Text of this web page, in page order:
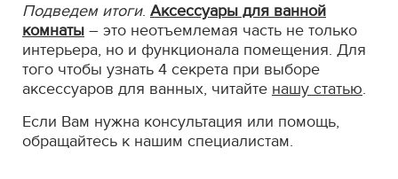
Подведем итоги. Аксессуары для ванной
комнаты – это неотъемлемая часть не только
интерьера, но и функционала помещения. Для
того чтобы узнать 4 секрета при выборе
аксессуаров для ванных, читайте нашу статью.
Если Вам нужна консультация или помощь,
обращайтесь к нашим специалистам.